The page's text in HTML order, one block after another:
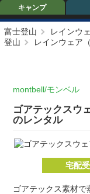
キャンプ
富士登山 レインウ
登山
レインウェア
montbell/モンベル
ゴアテックスウ
のレンタル
宅配
ゴアテックス素材で